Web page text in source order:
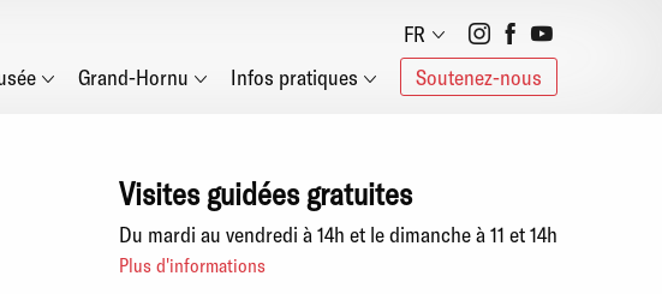
FR
Social
networks
Grand-Hornu Infos pratiques Soutenez-nous
Visites guidées gratuites
Du mardi au vendredi à 14h et le dimanche à 11 et 14h
Plus d'informations